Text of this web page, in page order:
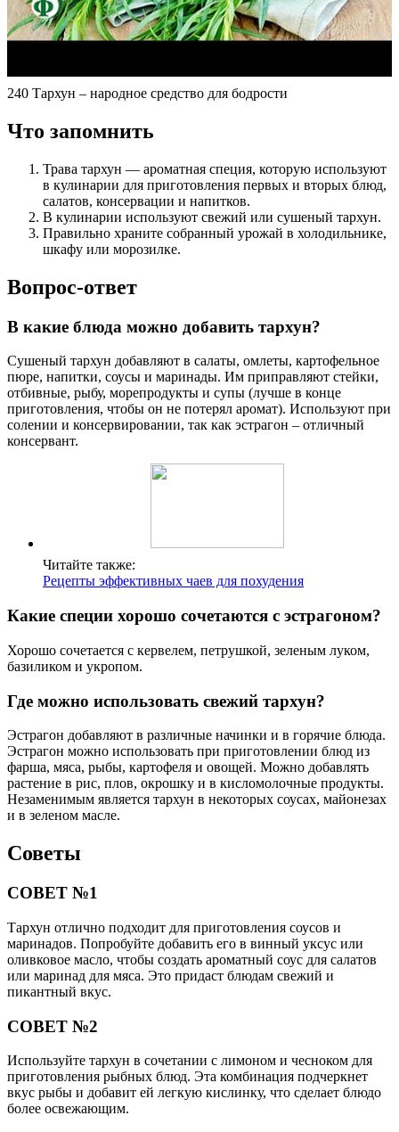
240 Тархун – народное средство для бодрости
Что запомнить
Трава тархун — ароматная специя, которую используют
в кулинарии для приготовления первых и вторых блюд,
салатов, консервации и напитков.
В кулинарии используют свежий или сушеный тархун.
Правильно храните собранный урожай в холодильнике,
шкафу или морозилке.
Вопрос-ответ
В какие блюда можно добавить тархун?
Сушеный тархун добавляют в салаты, омлеты, картофельное
пюре, напитки, соусы и маринады. Им приправляют стейки,
отбивные, рыбу, морепродукты и супы (лучше в конце
приготовления, чтобы он не потерял аромат). Используют при
солении и консервировании, так как эстрагон – отличный
консервант.
Читайте также:
Рецепты эффективных чаев для похудения
Какие специи хорошо сочетаются с эстрагоном?
Хорошо сочетается с кервелем, петрушкой, зеленым луком,
базиликом и укропом.
Где можно использовать свежий тархун?
Эстрагон добавляют в различные начинки и в горячие блюда.
Эстрагон можно использовать при приготовлении блюд из
фарша, мяса, рыбы, картофеля и овощей. Можно добавлять
растение в рис, плов, окрошку и в кисломолочные продукты.
Незаменимым является тархун в некоторых соусах, майонезах
и в зеленом масле.
Советы
СОВЕТ №1
Тархун отлично подходит для приготовления соусов и
маринадов. Попробуйте добавить его в винный уксус или
оливковое масло, чтобы создать ароматный соус для салатов
или маринад для мяса. Это придаст блюдам свежий и
пикантный вкус.
СОВЕТ №2
Используйте тархун в сочетании с лимоном и чесноком для
приготовления рыбных блюд. Эта комбинация подчеркнет
вкус рыбы и добавит ей легкую кислинку, что сделает блюдо
более освежающим.